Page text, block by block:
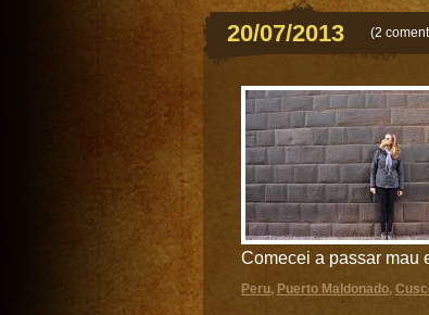
20/07/2013 (2
Comecei a passar mau
Peru, Puerto Maldonado,